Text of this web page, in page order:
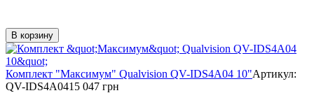
В корзину
Комплект "Максимум" Qualvision QV-IDS4A04 10"Артикул:
QV-IDS4A0415 047 грн